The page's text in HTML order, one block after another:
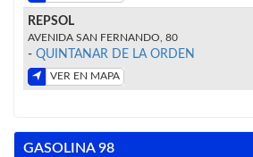
REPSOL
AVENIDA SAN FERNANDO, 80
- QUINTANAR DE LA ORDEN
VER EN MAPA
GASOLINA 98